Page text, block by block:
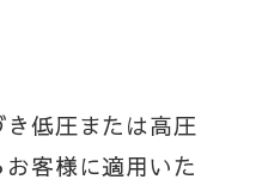
低圧または高圧
客様に適用いた